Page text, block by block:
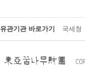
유관기관 바로가기 국세청